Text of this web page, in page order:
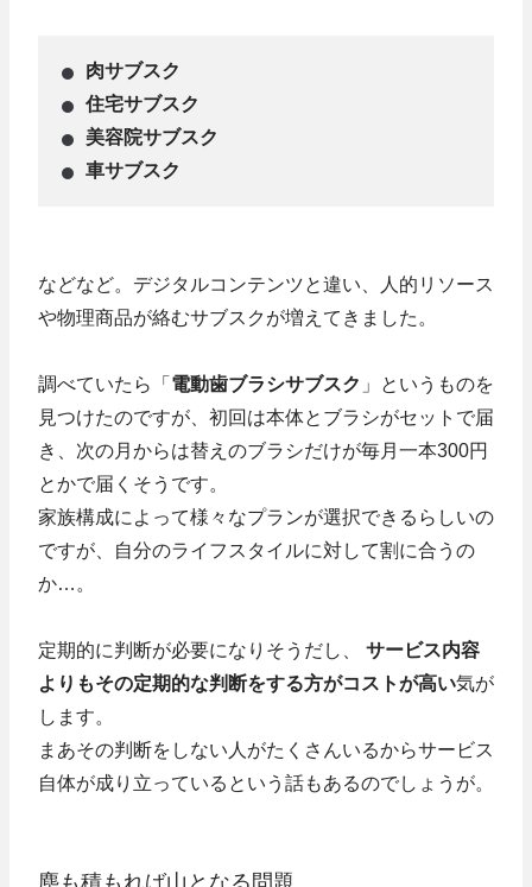
肉サブスク
住宅サブスク
美容院サブスク
車サブスク
などなど。デジタルコンテンツと違い、人的リソース
や物理商品が絡むサブスクが増えてきました。
調べていたら「 電動歯ブラシサブスク 」というものを
見つけたのですが、初回は本体とブラシがセットで届
き、次の月からは替えのブラシだけが毎月一本300円
とかで届くそうです。
家族構成によって様々なプランが選択できるらしいの
ですが、自分のライフスタイルに対して割に合うの
か…。
定期的に判断が必要になりそうだし、 サービス内容
よりもその定期的な判断をする方がコストが高い気が
します。
まあその判断をしない人がたくさんいるからサービス
自体が成り立っているという話もあるのでしょうが。